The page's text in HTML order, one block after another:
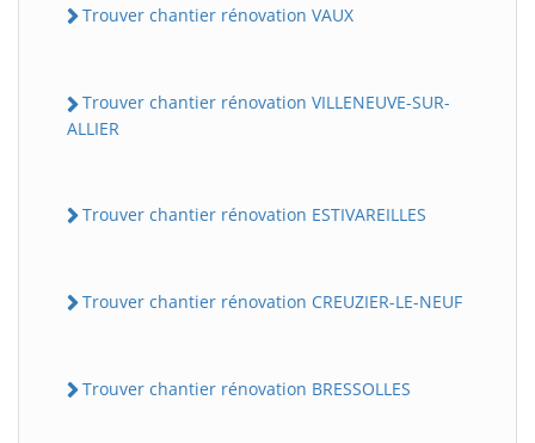
Trouver chantier rénovation VAUX
Trouver chantier rénovation VILLENEUVE-SUR-
ALLIER
Trouver chantier rénovation ESTIVAREILLES
Trouver chantier rénovation CREUZIER-LE-NEUF
Trouver chantier rénovation BRESSOLLES